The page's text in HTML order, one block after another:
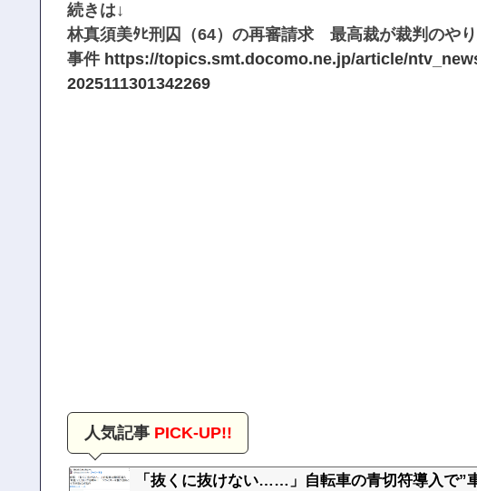
続きは↓
林真須美ﾀﾋ刑囚（64）の再審請求 最高裁が裁判のや
事件 https://topics.smt.docomo.ne.jp/article/
2025111301342269
人気記事PICK-UP!!
「抜くに抜けない……」自転車の青切符導入で”